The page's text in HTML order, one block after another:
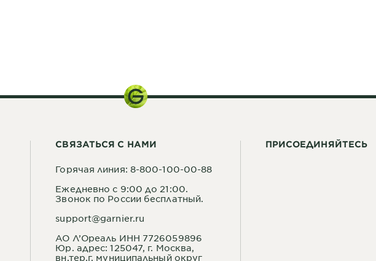
СВЯЗАТЬСЯ С НАМИ
Горячая линия: 8-800-100-00-88
Ежедневно с 9:00 до 21:00.
Звонок по России бесплатный.
support@garnier.ru
АО Л’Ореаль ИНН 7726059896
Юр. адрес: 125047, г. Москва,
вн.тер.г. муниципальный округ
ПРИСОЕДИНЯЙТЕСЬ